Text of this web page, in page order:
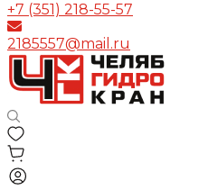
+7 (351) 218-55-57
2185557@mail.ru